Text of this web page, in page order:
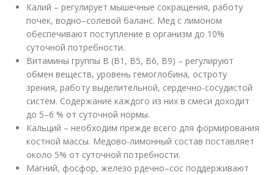
Калий – регулирует мышечные сокращения, работу
почек, водно–солевой баланс. Мед с лимоном
обеспечивают поступление в организм до 10%
суточной потребности.
Витамины группы B (B1, B5, B6, B9) – регулируют
обмен веществ, уровень гемоглобина, остроту
зрения, работу выделительной, сердечно-сосудистой
систем. Содержание каждого из них в смеси доходит
до 5–6 % от суточной нормы.
Кальций – необходим прежде всего для формирования
костной массы. Медово-лимонный состав поставляет
около 5% от суточной потребности.
Магний, фосфор, железо рдечно–сос поддерживают